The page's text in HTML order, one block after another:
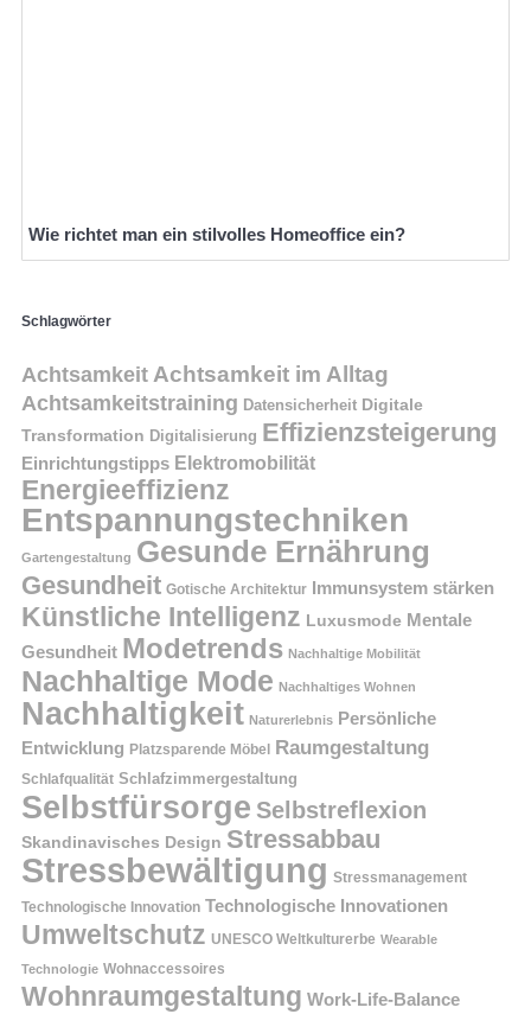
Wie richtet man ein stilvolles Homeoffice ein?
Schlagwörter
Achtsamkeit Achtsamkeit im Alltag
Achtsamkeitstraining Datensicherheit Digitale
Transformation Digitalisierung Effizienzsteigerung
Einrichtungstipps Elektromobilität
Energieeffizienz
Entspannungstechniken
Gartengestaltung Gesunde Ernährung
Gesundheit Gotische Architektur Immunsystem stärken
Künstliche Intelligenz Luxusmode Mentale
Gesundheit Modetrends Nachhaltige Mobilität
Nachhaltige Mode Nachhaltiges Wohnen
Nachhaltigkeit Naturerlebnis Persönliche
Entwicklung Platzsparende Möbel Raumgestaltung
Schlafqualität Schlafzimmergestaltung
Selbstfürsorge Selbstreflexion
Skandinavisches Design Stressabbau
Stressbewältigung Stressmanagement
Technologische Innovation Technologische Innovationen
Umweltschutz UNESCO Weltkulturerbe Wearable
Technologie Wohnaccessoires
Wohnraumgestaltung Work-Life-Balance